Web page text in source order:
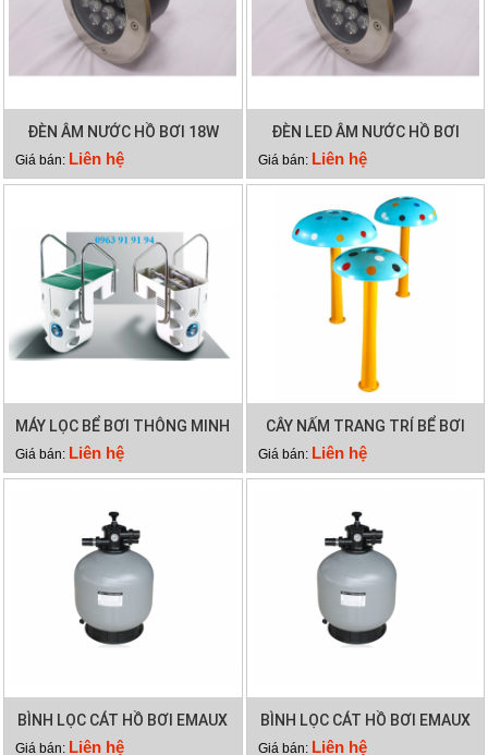
ĐÈN ÂM NƯỚC HỒ BƠI 18W
Giá bán: Liên hệ
ĐÈN LED ÂM NƯỚC HỒ BƠI
12W
Giá bán: Liên hệ
MÁY LỌC BỂ BƠI THÔNG MINH
PK 8026
Giá bán: Liên hệ
CÂY NẤM TRANG TRÍ BỂ BƠI
Giá bán: Liên hệ
BÌNH LỌC CÁT HỒ BƠI EMAUX
V1200
Giá bán: Liên hệ
BÌNH LỌC CÁT HỒ BƠI EMAUX
V1000
Giá bán: Liên hệ